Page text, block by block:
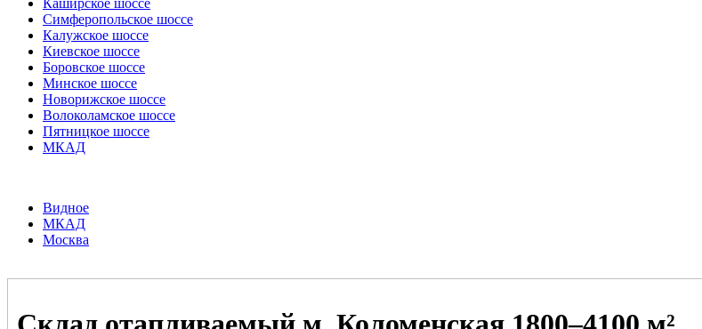
Каширское шоссе
Симферопольское шоссе
Калужское шоссе
Киевское шоссе
Боровское шоссе
Минское шоссе
Новорижское шоссе
Волоколамское шоссе
Пятницкое шоссе
МКАД
Видное
МКАД
Москва